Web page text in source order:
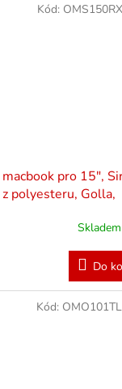
pro 15",
polyesteru, Golla,
Skladem
Do
Kód:
Kód: